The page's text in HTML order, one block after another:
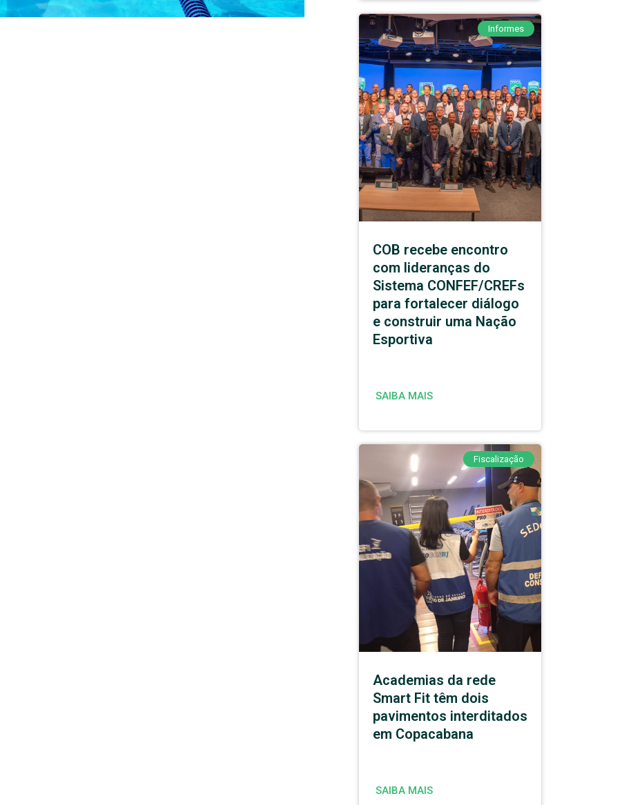
Informes
COB recebe encontro
com lideranças do
Sistema CONFEF/CREFs
para fortalecer diálogo
e construir uma Nação
Esportiva
SAIBA MAIS
Fiscalização
Academias da rede
Smart Fit têm dois
pavimentos interditados
em Copacabana
SAIBA MAIS